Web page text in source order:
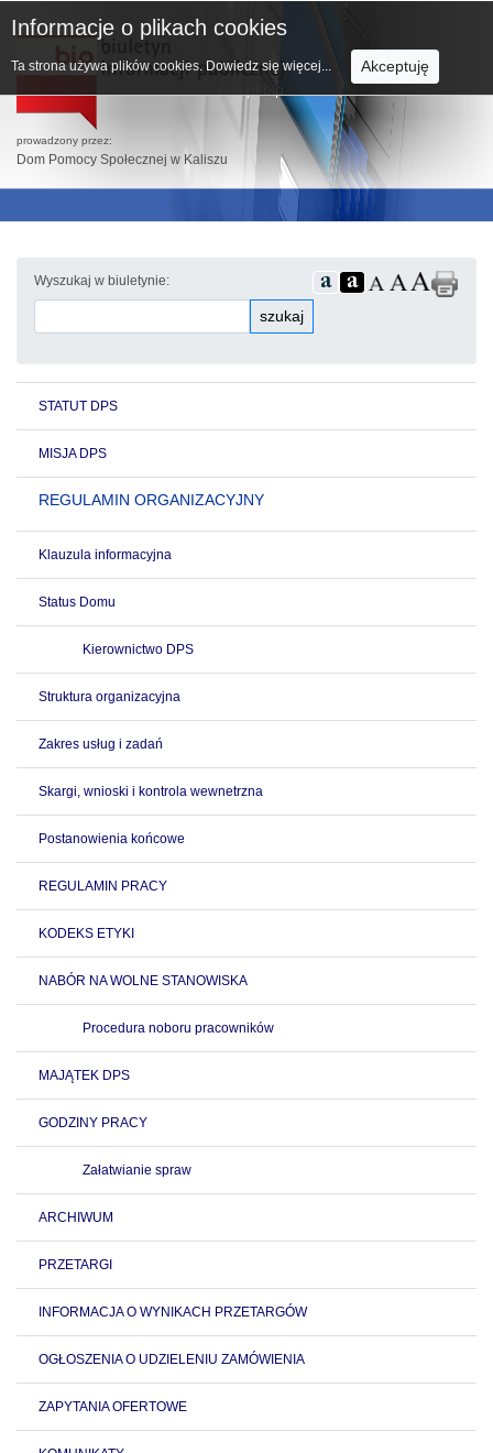
prowadzony przez:
Dom Pomocy Społecznej w Kaliszu
Wyszukaj w biuletynie:
szukaj
STATUT DPS
MISJA DPS
REGULAMIN ORGANIZACYJNY
Klauzula informacyjna
Status Domu
Kierownictwo DPS
Struktura organizacyjna
Zakres usług i zadań
Skargi, wnioski i kontrola wewnetrzna
Postanowienia końcowe
REGULAMIN PRACY
KODEKS ETYKI
NABÓR NA WOLNE STANOWISKA
Procedura noboru pracowników
MAJĄTEK DPS
GODZINY PRACY
Załatwianie spraw
ARCHIWUM
PRZETARGI
INFORMACJA O WYNIKACH PRZETARGÓW
OGŁOSZENIA O UDZIELENIU ZAMÓWIENIA
ZAPYTANIA OFERTOWE
Informacje o plikach cookies
Ta strona używa plików cookies. Dowiedz się więcej... Akceptuję